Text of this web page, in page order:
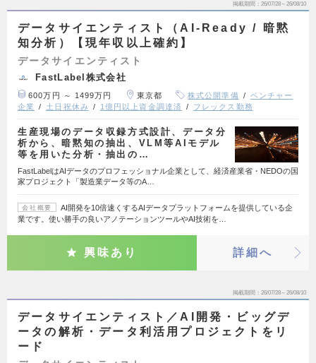
掲載期間 26/07/28～26/08/10
データサイエンティスト（AI-Ready / 暗黙
知分析）【現年収以上確約】
データサイエンティスト
FastLabel株式会社
600万円 ～ 1499万円 東京都 株式公開準備
ベンチャー
企業
土日祝休み 1億円以上資金調達済 フレックス勤務
生産現場のデータ収録方式設計、データ分
析から、暗黙知の抽出、VLM等AIモデル
等を用いた分析・抽出の…
FastLabelはAIデータのプロフェッショナル企業として、経済産業省・NEDOの国
家プロジェクト「製造業データ等のA…
会社概要
AI開発を10倍速くするAIデータプラットフォームを提供している企
業です。使い勝手の良いアノテーションツールやAI技術を…
興味あり 詳細へ
掲載期間 26/07/28～26/08/10
データサイエンティスト／AI開発・ビッグデ
ータの解析・データ利活用プロジェクトをリ
ード